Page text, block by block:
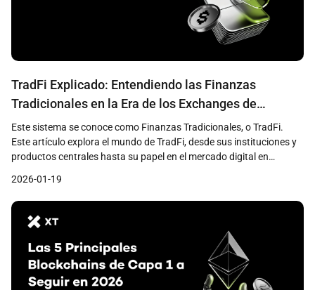
TradFi Explicado: Entendiendo las Finanzas
Tradicionales en la Era de los Exchanges de
Criptomonedas
Este sistema se conoce como Finanzas Tradicionales, o TradFi.
Este artículo explora el mundo de TradFi, desde sus instituciones y
productos centrales hasta su papel en el mercado digital en
2026-01-19